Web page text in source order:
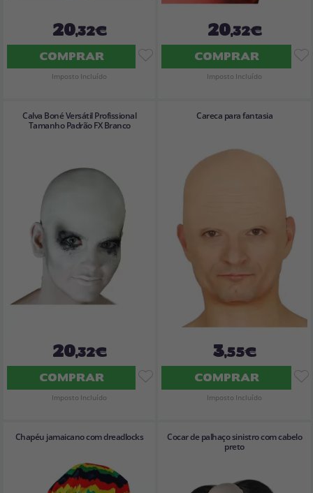
20,32€
COMPRAR
Imposto Incluído
20,32€
COMPRAR
Imposto Incluído
Calva Boné Versátil Profissional
Tamanho Padrão FX Branco
20,32€
COMPRAR
Imposto Incluído
Careca para fantasia
3,55€
COMPRAR
Imposto Incluído
Chapéu jamaicano com dreadlocks
Cocar de palhaço sinistro com cabelo
preto